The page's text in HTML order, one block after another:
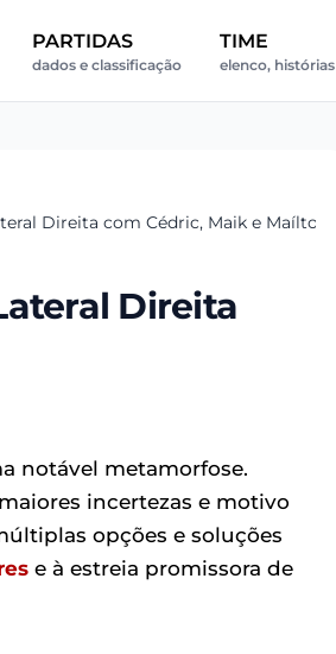
PARTIDAS
dados e classificação
TIME
elenco, histórias
Direita com Cédric, Maik e Maílton
Direita
notável metamorfose.
incertezas e motivo
opções e soluções
e à estreia promissora de